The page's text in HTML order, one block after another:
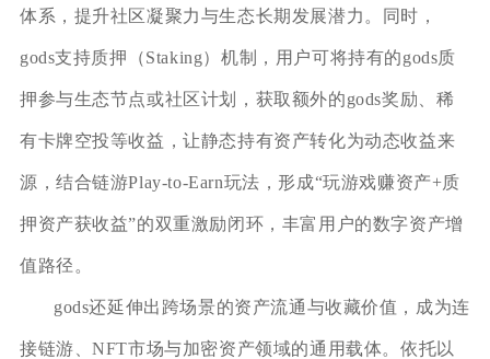
体系，提升社区凝聚力与生态长期发展潜力。同时，
gods支持质押（Staking）机制，用户可将持有的gods质
押参与生态节点或社区计划，获取额外的gods奖励、稀
有卡牌空投等收益，让静态持有资产转化为动态收益来
源，结合链游Play-to-Earn玩法，形成“玩游戏赚资产+质
押资产获收益”的双重激励闭环，丰富用户的数字资产增
值路径。
gods还延伸出跨场景的资产流通与收藏价值，成为连
接链游、NFT市场与加密资产领域的通用载体。依托以